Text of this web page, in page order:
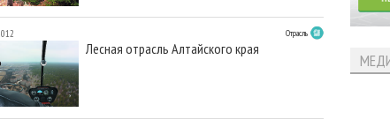
Отрасль
Лесная отрасль Алтайского края